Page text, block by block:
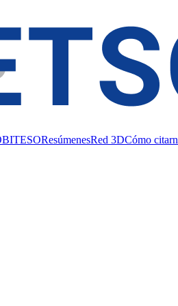
BITESOResúmenesRed 3DCómo